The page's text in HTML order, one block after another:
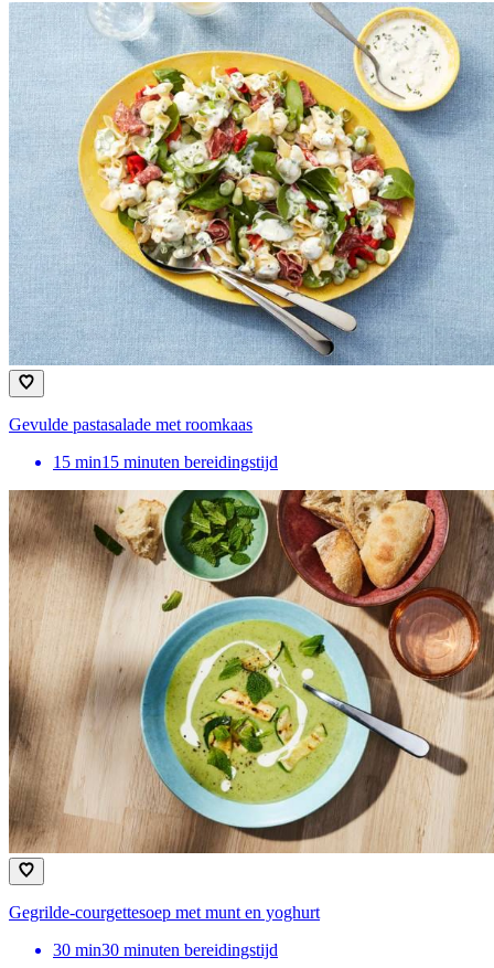
Gevulde pastasalade met roomkaas
15 min15 minuten bereidingstijd
Gegrilde-courgettesoep met munt en yoghurt
30 min30 minuten bereidingstijd